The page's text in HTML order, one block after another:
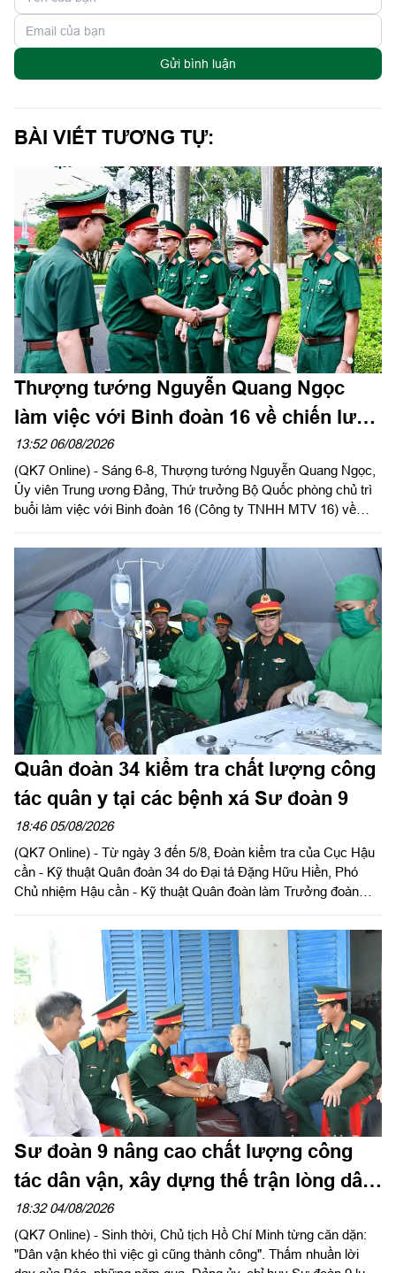
Gửi bình luận
BÀI VIẾT TƯƠNG TỰ:
Thượng tướng Nguyễn Quang Ngọc
làm việc với Binh đoàn 16 về chiến lược
phát triển giai đoạn 2026-2030
13:52 06/08/2026
(QK7 Online) - Sáng 6-8, Thượng tướng Nguyễn Quang Ngọc,
Ủy viên Trung ương Đảng, Thứ trưởng Bộ Quốc phòng chủ trì
buổi làm việc với Binh đoàn 16 (Công ty TNHH MTV 16) về
doanh nghiệp.
Quân đoàn 34 kiểm tra chất lượng công
tác quân y tại các bệnh xá Sư đoàn 9
18:46 05/08/2026
(QK7 Online) - Từ ngày 3 đến 5/8, Đoàn kiểm tra của Cục Hậu
cần - Kỹ thuật Quân đoàn 34 do Đại tá Đặng Hữu Hiền, Phó
Chủ nhiệm Hậu cần - Kỹ thuật Quân đoàn làm Trưởng đoàn
thuộc Sư đoàn 9. Đây là hoạt động nhằm đánh giá chất lượng
thực hiện nhiệm vụ, đồng thời chuẩn bị cho đợt kiểm tra toàn
diện của Cục Quân y năm 2026.
Sư đoàn 9 nâng cao chất lượng công
tác dân vận, xây dựng thế trận lòng dân
vững chắc
18:32 04/08/2026
(QK7 Online) - Sinh thời, Chủ tịch Hồ Chí Minh từng căn dặn:
"Dân vận khéo thì việc gì cũng thành công". Thấm nhuần lời